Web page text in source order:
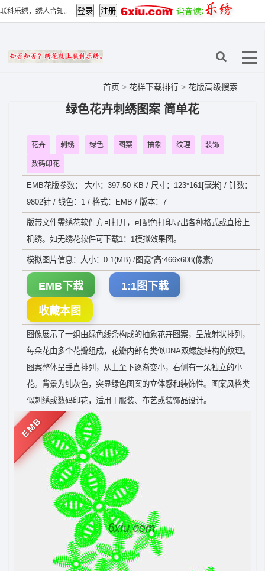
联科乐绣，绣人皆知。
首页 > 花样下载排行 > 花版高级搜索
绿色花卉刺绣图案 简单花
花卉 刺绣 绿色 图案 抽象 纹理 装饰
数码印花
EMB花版参数： 大小：397.50 KB / 尺寸：123*161[毫米] / 针数：
9802针 / 线色：1 / 格式：EMB / 版本：7
版带文件需绣花软件方可打开，可配色打印导出各种格式或直接上
机绣。如无绣花软件可下载1：1模拟效果图。
模拟图片信息：大小：0.1(MB) /图宽*高:466x608(像素)
EMB下载 1:1图下载
收藏本图
图像展示了一组由绿色线条构成的抽象花卉图案，呈放射状排列，
每朵花由多个花瓣组成，花瓣内部有类似DNA双螺旋结构的纹理。
图案整体呈垂直排列，从上至下逐渐变小，右侧有一朵独立的小
花。背景为纯灰色，突显绿色图案的立体感和装饰性。图案风格类
似刺绣或数码印花，适用于服装、布艺或装饰品设计。
EMB